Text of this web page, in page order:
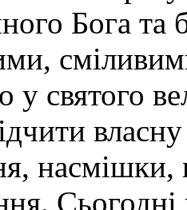
Бога
святого
насмішки,